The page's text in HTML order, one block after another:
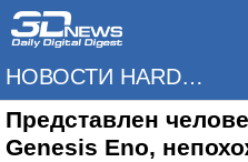
НОВОСТИ HARDWARE
Представлен
Genesis Eno,